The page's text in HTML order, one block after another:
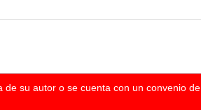
su autor o se cuenta con un convenio de